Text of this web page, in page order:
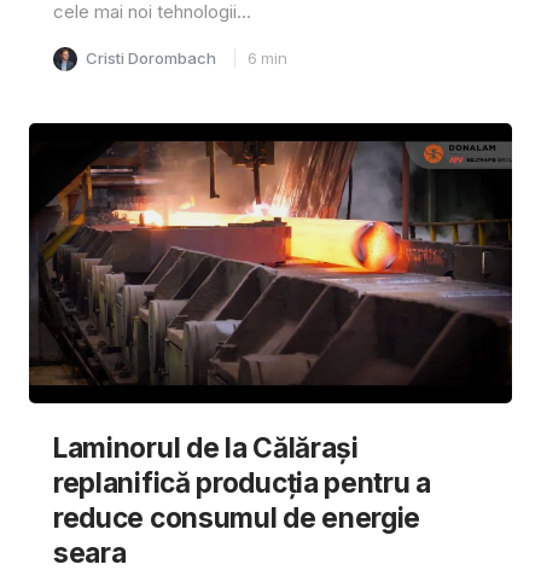
cele mai noi tehnologii...
Cristi Dorombach 6 min
Laminorul de la Călărași
replanifică producția pentru a
reduce consumul de energie
seara